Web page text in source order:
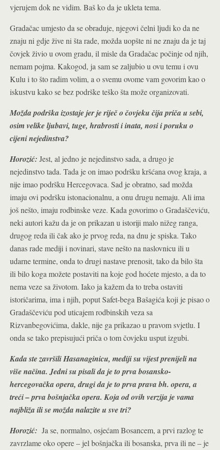
vjerujem dok ne vidim. Baš ko da je ukleta tema.
Gradačac umjesto da se obraduje, njegovi čelni ljudi ko da ne
znaju ni gdje žive ni šta rade, možda uopšte ni ne znaju da je taj
čovjek živio u ovom gradu, il misle da Gradačac počinje od njih,
nemam pojma. Kakogod, ja sam se zaljubio u ovu temu i ovu
Kulu i to što radim volim, a o svemu ovome vam govorim kao o
iskustvu kako se bez podrške teško šta može organizovati.
Možda podrška izostaje jer je riječ o čovjeku čija priča u sebi,
osim velike ljubavi, tuge, hrabrosti i inata, nosi i poruku o
cijeni nejedinstva?
Horozić: Jest, al jedno je nejedinstvo sada, a drugo je
nejedinstvo tada. Tada je on imao podršku kršćana ovog kraja, a
nije imao podršku Hercegovaca. Sad je obratno, sad možda
imaju ovi podršku istonacionalnu, a onu drugu nemaju. Ali ima
još nešto, imaju rodbinske veze. Kada govorimo o Gradaščeviću,
neki autori kažu da je on prikazan u istoriji malo nižeg ranga,
drugog reda ili čak ako je prvog reda, na dnu je spiska. Tako
danas rade mediji i novinari, stave nešto na naslovnicu ili u
udarne termine, onda to drugi nastave prenosit, tako da bilo šta
ili bilo koga možete postaviti na koje god hoćete mjesto, a da to
nema veze sa životom. Iako ja kažem da to treba ostaviti
istoričarima, ima i njih, poput Safet-bega Bašagića koji je pisao o
Gradaščeviću pod uticajem rodbinskih veza sa
Rizvanbegovićima, dakle, nije ga prikazao u pravom svjetlu. I
onda se tako prepisujući priča o tom čovjeku usput izgubi.
Kada ste završili Hasanaginicu, mediji su vijest prenijeli na
više načina. Jedni su pisali da je to prva bosansko-
hercegovačka opera, drugi da je to prva prava bh. opera, a
treći – prva bošnjačka opera. Koja od ovih verzija je vama
najbliža ili se možda nalazite u sve tri?
Horozić: Ja se, normalno, osjećam Bosancem, a prvi razlog te
zavrzlame oko opere – jel bošnjačka ili bosanska, prva ili ne – je